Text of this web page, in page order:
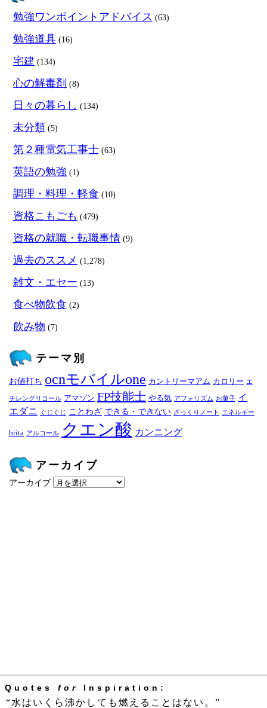
勉強ワンポイントアドバイス (63)
勉強道具 (16)
宅建 (134)
心の解毒剤 (8)
日々の暮らし (134)
未分類 (5)
第２種電気工事士 (63)
英語の勉強 (1)
調理・料理・軽食 (10)
資格こもごも (479)
資格の就職・転職事情 (9)
過去のススメ (1,278)
雑文・エセー (13)
食べ物飲食 (2)
飲み物 (7)
テーマ別
お値打ち ocnモバイルone カントリーマアム カロリー エ
チレングリコール アマゾン FP技能士 やる気 アフォリズム お菓子 イ
エダニ
ぐじぐじ ことわざ できる・できない ざっくりノート エネルギー
brita アルコール クエン酸 カンニング
アーカイブ
アーカイブ
Quotes for Inspiration:
“水はいくら沸かしても燃えることはない。”